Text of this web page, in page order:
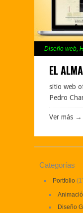
Diseño web,
EL
sitio web
Pedro
Ver más →
Categorías
Portfolio
Diseño